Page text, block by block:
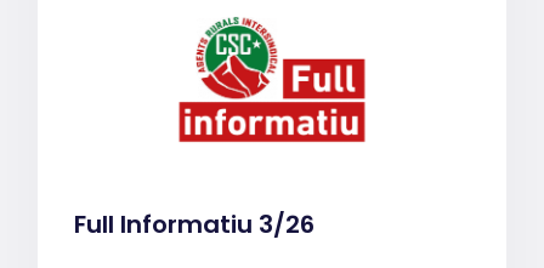
Full Informatiu 3/26